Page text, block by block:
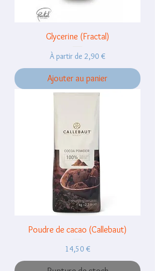
Glycerine (Fractal)
À partir de 2,90 €
Prix promotionnel
Ajouter au panier
Poudre de cacao (Callebaut)
Prix
14,50 €